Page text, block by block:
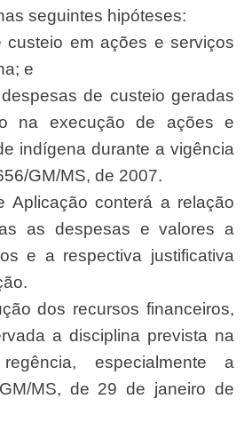
seguintes hipóteses:
em ações e serviços
e
de custeio geradas
na execução de ações e
indígena durante a vigência
GM/MS, de 2007.
Aplicação conterá a relação
as despesas e valores a
e a respectiva justificativa
dos recursos financeiros,
a disciplina prevista na
especialmente a
MS, de 29 de janeiro de